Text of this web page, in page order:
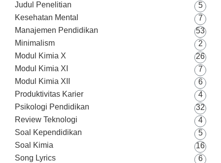
Judul Penelitian
5
Kesehatan Mental
7
Manajemen Pendidikan
53
Minimalism
2
Modul Kimia X
26
Modul Kimia XI
7
Modul Kimia XII
6
Produktivitas Karier
4
Psikologi Pendidikan
32
Review Teknologi
4
Soal Kependidikan
5
Soal Kimia
16
Song Lyrics
6